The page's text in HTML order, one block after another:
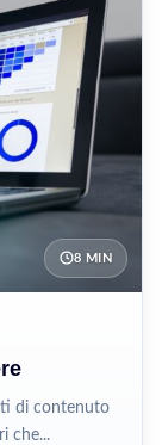
8 MIN
di contenuto
che...